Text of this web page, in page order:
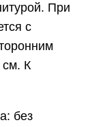
При
с
см. К
без